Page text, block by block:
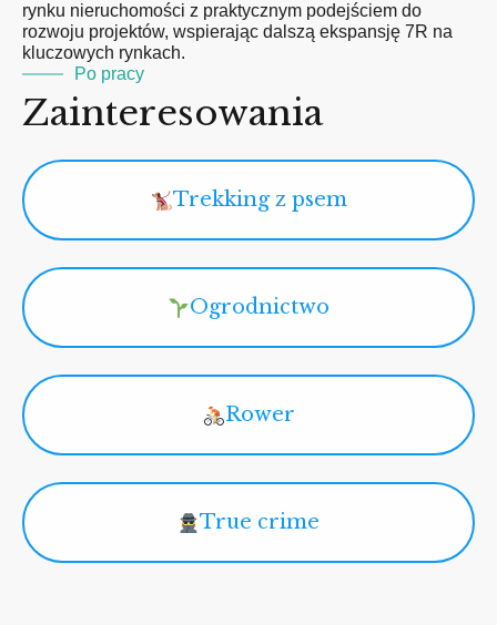
rynku nieruchomości z praktycznym podejściem do
rozwoju projektów, wspierając dalszą ekspansję 7R na
kluczowych rynkach.
Po pracy
Zainteresowania
Trekking z psem
Ogrodnictwo
Rower
True crime